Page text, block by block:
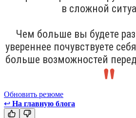
в сложной
Чем больше вы будете
увереннее почувствуете
больше возможностей
Обновить резюме
↩ На главную блога